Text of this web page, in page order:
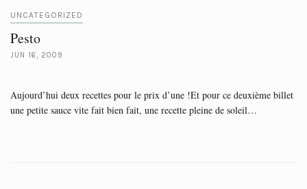
UNCATEGORIZED
Pesto
JUN 16, 2009
Aujourd’hui deux recettes pour le prix d’une !Et pour ce deuxième billet
une petite sauce vite fait bien fait, une recette pleine de soleil…